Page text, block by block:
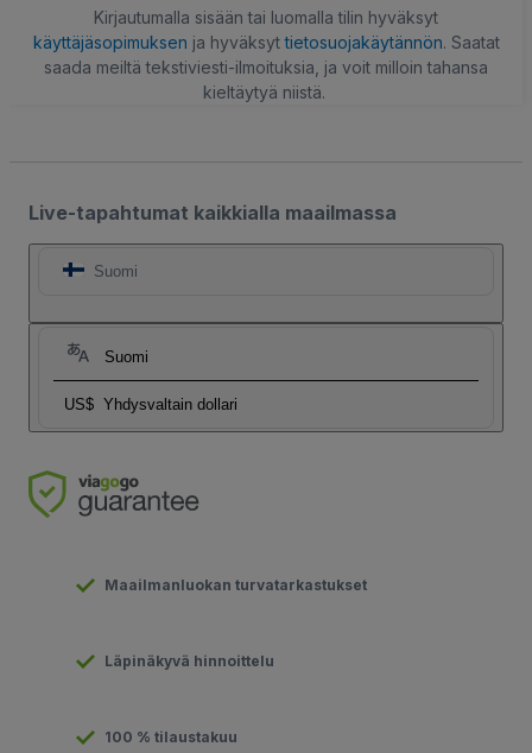
Kirjautumalla sisään tai luomalla tilin hyväksyt
käyttäjäsopimuksen ja hyväksyttietosuojakäytännön. Saatat
saada meiltä tekstiviesti-ilmoituksia, ja voit milloin tahansa
kieltäytyä niistä.
Live-tapahtumat kaikkialla maailmassa
Suomi
Suomi
US$ Yhdysvaltain dollari
Maailmanluokan turvatarkastukset
Läpinäkyvä hinnoittelu
100 % tilaustakuu